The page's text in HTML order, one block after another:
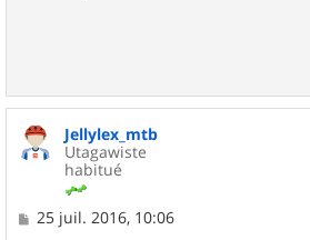
Jellylex_mtb
Utagawiste
habitué
M
25 juil. 2016, 10:06